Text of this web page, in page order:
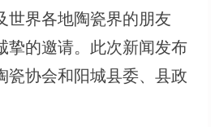
世界各地陶瓷界的朋友
挚的邀请。此次新闻发布
瓷协会和阳城县委、县政